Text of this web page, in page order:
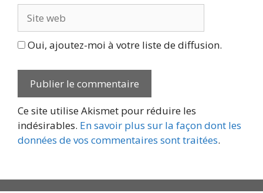
web
Oui, ajoutez-moi à votre liste de diffusion.
Ce site utilise Akismet pour réduire les
indésirables. En savoir plus sur la façon dont les
données de vos commentaires sont traitées.